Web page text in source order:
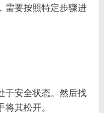
需要按照特定步骤进
于安全状态。然后找
其松开。